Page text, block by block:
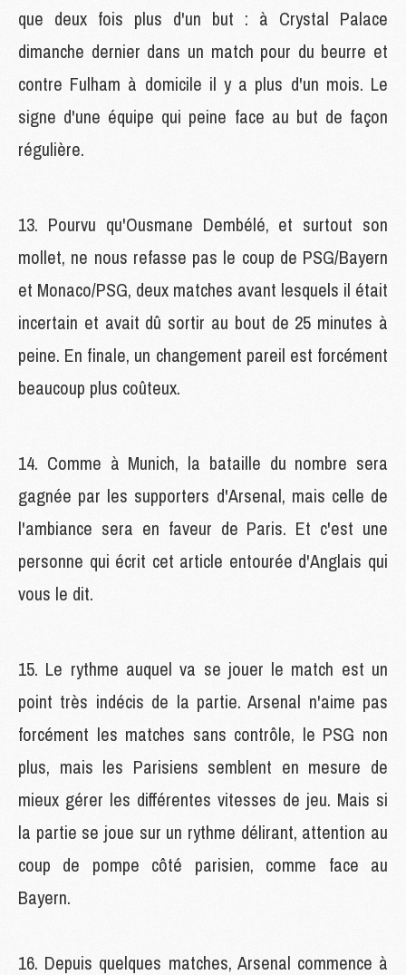
que deux fois plus d'un but : à Crystal Palace
dimanche dernier dans un match pour du beurre et
contre Fulham à domicile il y a plus d'un mois. Le
signe d'une équipe qui peine face au but de façon
régulière.
13. Pourvu qu'Ousmane Dembélé, et surtout son
mollet, ne nous refasse pas le coup de PSG/Bayern
et Monaco/PSG, deux matches avant lesquels il était
incertain et avait dû sortir au bout de 25 minutes à
peine. En finale, un changement pareil est forcément
beaucoup plus coûteux.
14. Comme à Munich, la bataille du nombre sera
gagnée par les supporters d'Arsenal, mais celle de
l'ambiance sera en faveur de Paris. Et c'est une
personne qui écrit cet article entourée d'Anglais qui
vous le dit.
15. Le rythme auquel va se jouer le match est un
point très indécis de la partie. Arsenal n'aime pas
forcément les matches sans contrôle, le PSG non
plus, mais les Parisiens semblent en mesure de
mieux gérer les différentes vitesses de jeu. Mais si
la partie se joue sur un rythme délirant, attention au
coup de pompe côté parisien, comme face au
Bayern.
16. Depuis quelques matches, Arsenal commence à